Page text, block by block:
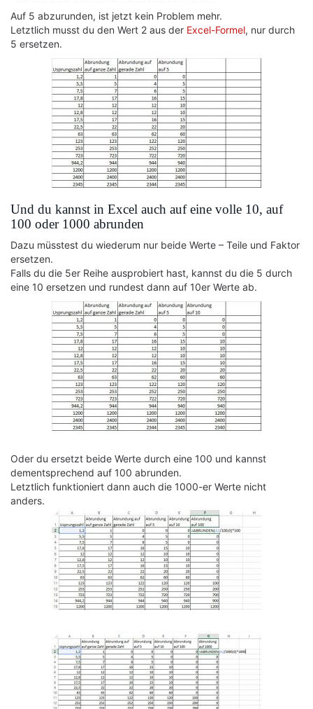
Auf 5 abzurunden, ist jetzt kein Problem mehr.
Letztlich musst du den Wert 2 aus der Excel-Formel, nur durch
5 ersetzen.
Und du kannst in Excel auch auf eine volle 10, auf
100 oder 1000 abrunden
Dazu müsstest du wiederum nur beide Werte – Teile und Faktor
ersetzen.
Falls du die 5er Reihe ausprobiert hast, kannst du die 5 durch
eine 10 ersetzen und rundest dann auf 10er Werte ab.
Oder du ersetzt beide Werte durch eine 100 und kannst
dementsprechend auf 100 abrunden.
Letztlich funktioniert dann auch die 1000-er Werte nicht
anders.